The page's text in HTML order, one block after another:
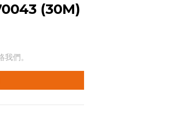
(30M)
們。